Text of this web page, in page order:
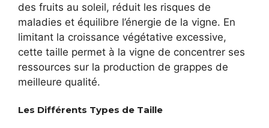
des fruits au soleil, réduit les risques de
maladies et équilibre l’énergie de la vigne. En
limitant la croissance végétative excessive,
cette taille permet à la vigne de concentrer ses
ressources sur la production de grappes de
meilleure qualité.
Les Différents Types de Taille